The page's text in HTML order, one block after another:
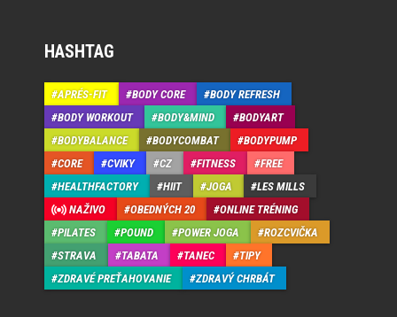
HASHTAG
APRÉS-FIT BODY CORE
BODY REFRESH
BODY WORKOUT
BODY&MIND
BODYART
BODYBALANCE
BODYCOMBAT
BODYPUMP
CORE
CVIKY CZ FITNESS
FREE
HEALTHFACTORY
HIIT JOGA
LES MILLS
NAŽIVO
OBEDNÝCH 20
ONLINE TRÉNING
PILATES
POUND POWER JOGA
ROZCVIČKA
STRAVA
TABATA TANEC
TIPY
ZDRAVÉ PREŤAHOVANIE
ZDRAVÝ CHRBÁT